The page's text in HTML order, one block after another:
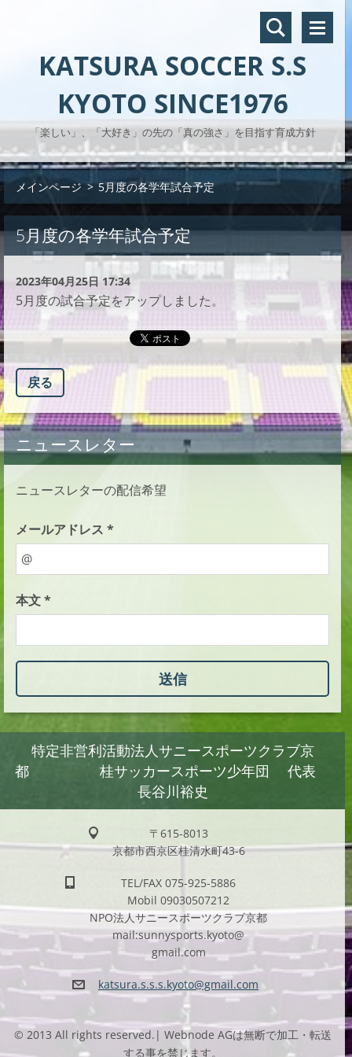
KATSURA SOCCER S.S
KYOTO SINCE1976
「楽しい」、「大好き」の先の「真の強さ」を目指す育成方針
メインページ > 5月度の各学年試合予定
5月度の各学年試合予定
2023年04月25日 17:34
5月度の試合予定をアップしました。
戻る
ニュースレター
ニュースレターの配信希望
メールアドレス *
本文 *
特定非営利活動法人サニースポーツクラブ京
都 桂サッカースポーツ少年団 代表
長谷川裕史
〒615-8013
京都市西京区桂清水町43-6
TEL/FAX 075-925-5886
Mobil 09030507212
NPO法人サニースポーツクラブ京都
mail:sunnysports.kyoto@
gmail.com
katsura.s.s.s.kyoto@gmail.com
© 2013 All rights reserved.| Webnode AGは無断で加工・転送
する事を禁じます。